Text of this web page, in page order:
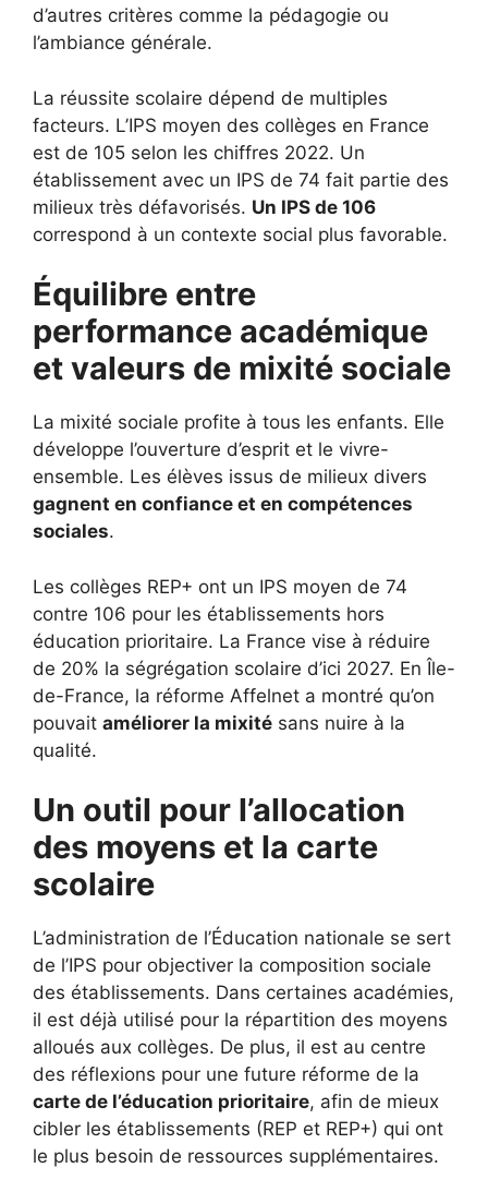
d’autres critères comme la pédagogie ou
l’ambiance générale.
La réussite scolaire dépend de multiples
facteurs. L’IPS moyen des collèges en France
est de 105 selon les chiffres 2022. Un
établissement avec un IPS de 74 fait partie des
milieux très défavorisés. Un IPS de 106
correspond à un contexte social plus favorable.
Équilibre entre
performance académique
et valeurs de mixité sociale
La mixité sociale profite à tous les enfants. Elle
développe l’ouverture d’esprit et le vivre-
ensemble. Les élèves issus de milieux divers
gagnent en confiance et en compétences
sociales.
Les collèges REP+ ont un IPS moyen de 74
contre 106 pour les établissements hors
éducation prioritaire. La France vise à réduire
de 20% la ségrégation scolaire d’ici 2027. En Île-
de-France, la réforme Affelnet a montré qu’on
pouvait améliorer la mixité sans nuire à la
qualité.
Un outil pour l’allocation
des moyens et la carte
scolaire
L’administration de l’Éducation nationale se sert
de l’IPS pour objectiver la composition sociale
des établissements. Dans certaines académies,
il est déjà utilisé pour la répartition des moyens
alloués aux collèges. De plus, il est au centre
des réflexions pour une future réforme de la
carte de l’éducation prioritaire, afin de mieux
cibler les établissements (REP et REP+) qui ont
le plus besoin de ressources supplémentaires.